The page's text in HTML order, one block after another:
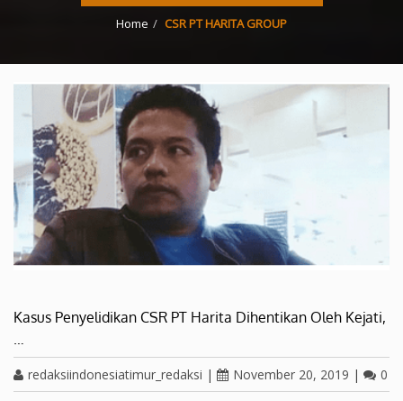
Home CSR PT HARITA GROUP
Kasus Penyelidikan CSR PT Harita Dihentikan Oleh Kejati,
…
redaksiindonesiatimur_redaksi | November 20, 2019 | 0